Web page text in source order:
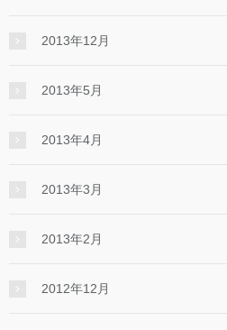
2013年12月
2013年5月
2013年4月
2013年3月
2013年2月
2012年12月